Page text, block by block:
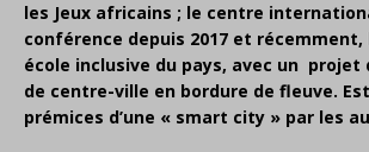
les Jeux africains ; le centre
conférence depuis 2017 et récemment,
école inclusive du pays, avec un
de centre-ville en bordure de fleuve.
prémices d’une « smart city » par les